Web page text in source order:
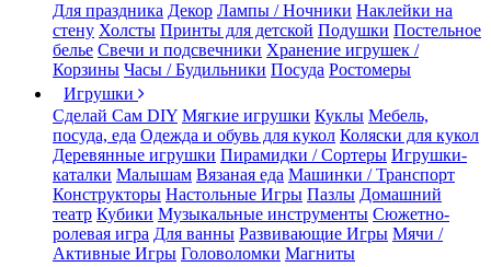
Для праздника Декор Лампы / Ночники Наклейки на
стену Холсты Принты для детской Подушки Постельное
белье Свечи и подсвечники Хранение игрушек /
Корзины Часы / Будильники Посуда Ростомеры
Игрушки
Сделай Сам DIY Мягкие игрушки Куклы Мебель,
посуда, еда Одежда и обувь для кукол Коляски для кукол
Деревянные игрушки Пирамидки / Сортеры Игрушки-
каталки Малышам Вязаная еда Машинки / Транспорт
Конструкторы Настольные Игры Пазлы Домашний
театр Кубики Музыкальные инструменты Сюжетно-
ролевая игра Для ванны Развивающие Игры Мячи /
Активные Игры Головоломки Магниты